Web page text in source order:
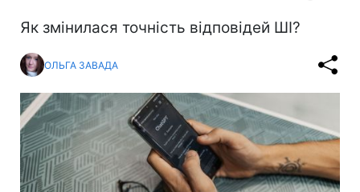
Як змінилася точність відповідей ШІ?
ОЛЬГА ЗАВАДА